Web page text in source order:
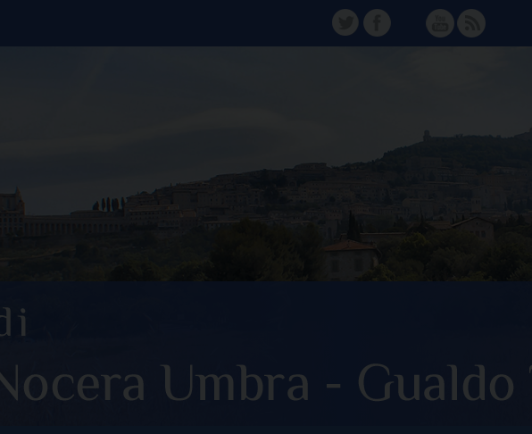
TW FB Instagram
YT FD